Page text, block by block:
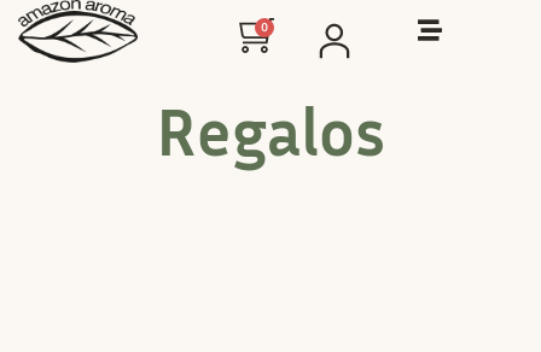
0
Regalos